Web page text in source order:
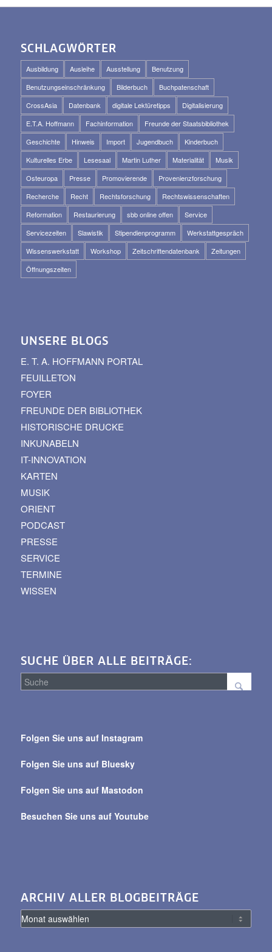
SCHLAGWÖRTER
Ausbildung Ausleihe Ausstellung
Benutzung
Benutzungseinschränkung
Bilderbuch
Buchpatenschaft
CrossAsia
Datenbank digitale Lektüretipps
Digitalisierung
E.T.A. Hoffmann
Fachinformation
Freunde der Staatsbibliothek
Geschichte
Hinweis Import Jugendbuch
Kinderbuch
Kulturelles Erbe
Lesesaal Martin Luther Materialität
Musik
Osteuropa
Presse Promovierende
Provenienzforschung
Recherche
Recht Rechtsforschung
Rechtswissenschaften
Reformation
Restaurierung sbb online offen
Service
Servicezeiten
Slawistik Stipendienprogramm
Werkstattgespräch
Wissenswerkstatt
Workshop Zeitschriftendatenbank
Zeitungen
Öffnungszeiten
UNSERE BLOGS
E. T. A. HOFFMANN PORTAL
FEUILLETON
FOYER
FREUNDE DER BIBLIOTHEK
HISTORISCHE DRUCKE
INKUNABELN
IT-INNOVATION
KARTEN
MUSIK
ORIENT
PODCAST
PRESSE
SERVICE
TERMINE
WISSEN
SUCHE ÜBER ALLE BEITRÄGE:
alle
Folgen Sie uns auf Instagram
Folgen Sie uns auf Bluesky
Folgen Sie uns auf Mastodon
Besuchen Sie uns auf Youtube
ARCHIV ALLER BLOGBEITRÄGE